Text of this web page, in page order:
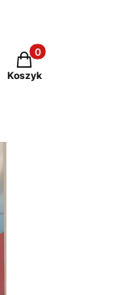
Produkty w
Koszyk